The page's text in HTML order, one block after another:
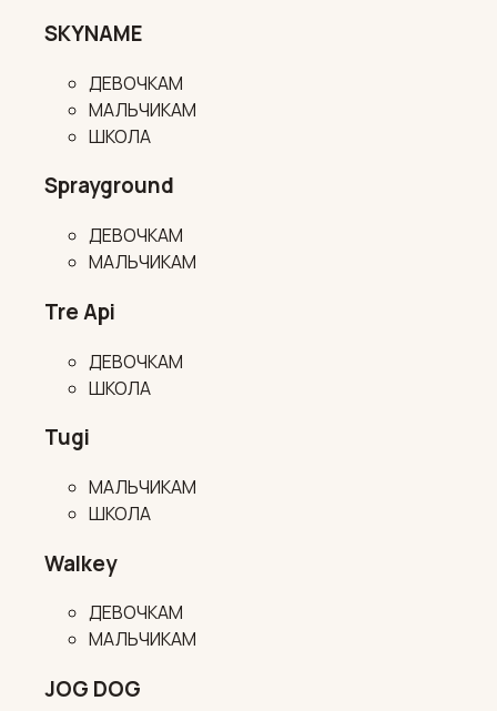
SKYNAME
ДЕВОЧКАМ
МАЛЬЧИКАМ
ШКОЛА
Sprayground
ДЕВОЧКАМ
МАЛЬЧИКАМ
Tre Api
ДЕВОЧКАМ
ШКОЛА
Tugi
МАЛЬЧИКАМ
ШКОЛА
Walkey
ДЕВОЧКАМ
МАЛЬЧИКАМ
JOG DOG